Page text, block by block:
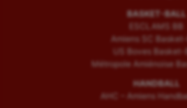
BASKET-BALL
ESCLAMS BB
Amiens SC
US Boves Basket-
Métropole Amiénoise
HANDBALL
AHC – Amiens